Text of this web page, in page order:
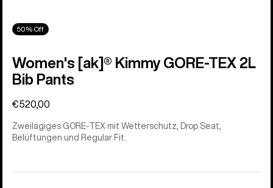
50% Off
Women's [ak]® Kimmy GORE-TEX 2L
Bib Pants
€520,00
Zweilagiges GORE-TEX mit Wetterschutz, Drop Seat,
Belüftungen und Regular Fit.